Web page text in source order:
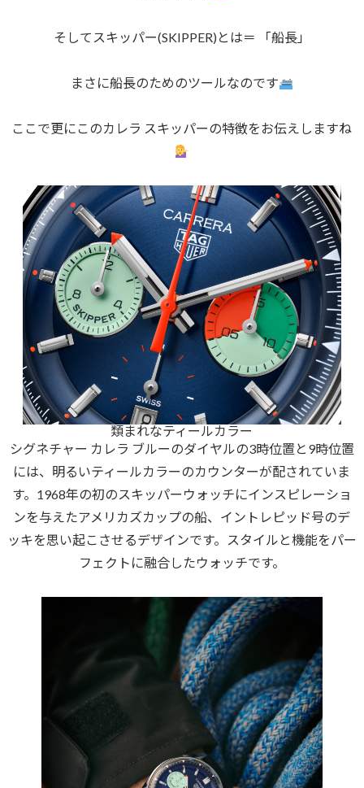
そしてスキッパー(SKIPPER)とは＝ 「船長」
まさに船長のためのツールなのです
ここで更にこのカレラ スキッパーの特徴をお伝えしますね
類まれなティールカラー
シグネチャー カレラ ブルーのダイヤルの3時位置と9時位置
には、明るいティールカラーのカウンターが配されていま
す。1968年の初のスキッパーウォッチにインスピレーショ
ンを与えたアメリカズカップの船、イントレピッド号のデ
ッキを思い起こさせるデザインです。スタイルと機能をパー
フェクトに融合したウォッチです。